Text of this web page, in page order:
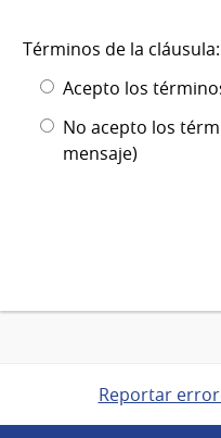
Términos de la
Acepto los
No acepto los
mensaje)
Reportar